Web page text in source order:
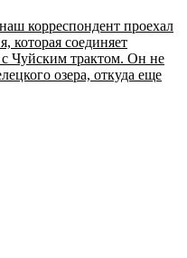
корреспондент проехал
которая соединяет
Чуйским трактом. Он не
озера, откуда еще